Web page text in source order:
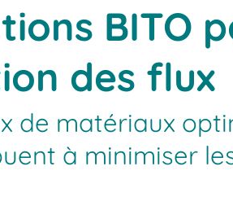
BITO
des flux
de matériaux
à minimiser